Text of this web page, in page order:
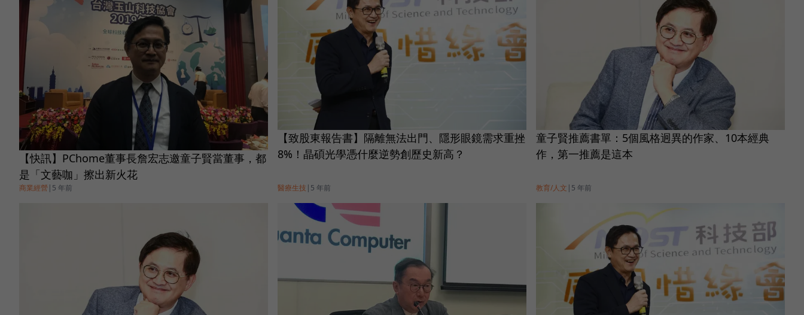
【快訊】PChome董事長詹宏志邀童子賢當董事，都
是「文藝咖」擦出新火花
商業經營| 5 年前
【致股東報告書】隔離無法出門、隱形眼鏡需求重挫
8%！晶碩光學憑什麼逆勢創歷史新高？
醫療生技 | 5 年前
童子賢推薦書單：5個風格迥異的作家、10本經典
作，第一推薦是這本
教育/人文 | 5 年前